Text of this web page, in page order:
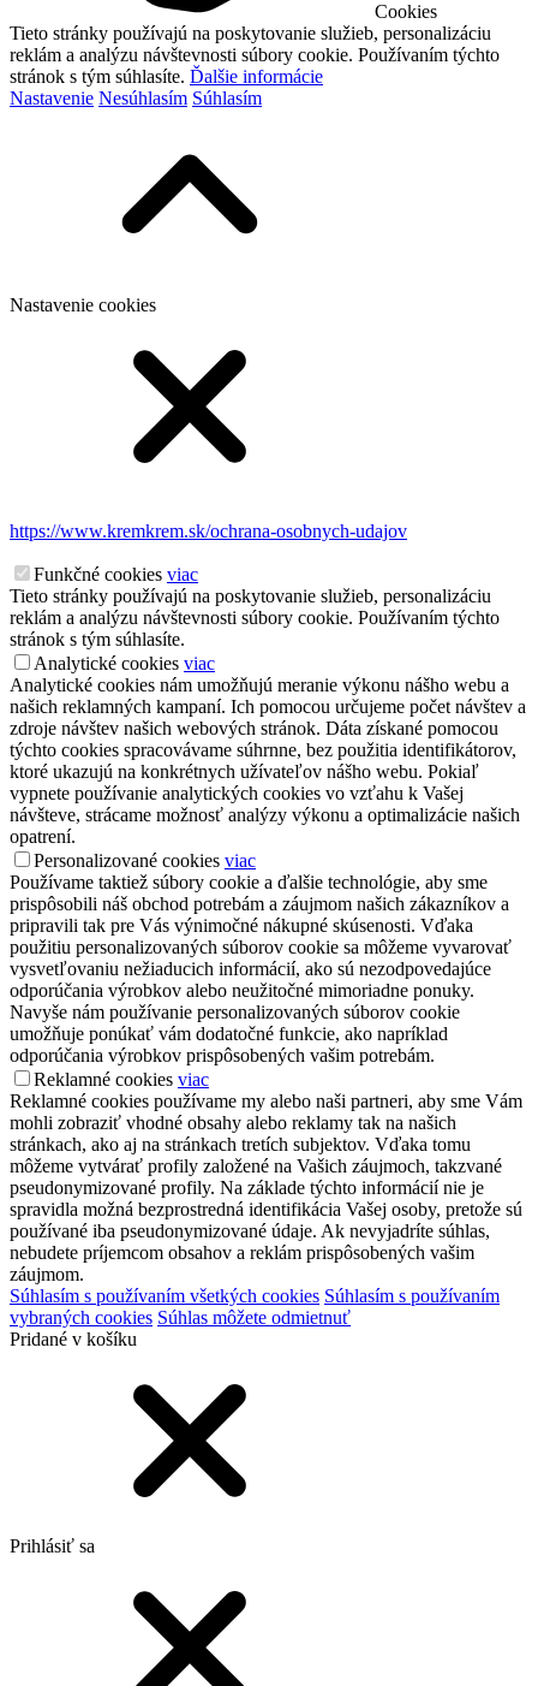
Cookies
Tieto stránky používajú na poskytovanie služieb, personalizáciu
reklám a analýzu návštevnosti súbory cookie. Používaním týchto
stránok s tým súhlasíte. Ďalšie informácie
Nastavenie Nesúhlasím Súhlasím
Nastavenie cookies
https://www.kremkrem.sk/ochrana-osobnych-udajov
Funkčné cookies viac
Tieto stránky používajú na poskytovanie služieb, personalizáciu
reklám a analýzu návštevnosti súbory cookie. Používaním týchto
stránok s tým súhlasíte.
Analytické cookies viac
Analytické cookies nám umožňujú meranie výkonu nášho webu a
našich reklamných kampaní. Ich pomocou určujeme počet návštev a
zdroje návštev našich webových stránok. Dáta získané pomocou
týchto cookies spracovávame súhrnne, bez použitia identifikátorov,
ktoré ukazujú na konkrétnych užívateľov nášho webu. Pokiaľ
vypnete používanie analytických cookies vo vzťahu k Vašej
návšteve, strácame možnosť analýzy výkonu a optimalizácie našich
opatrení.
Personalizované cookies viac
Používame taktiež súbory cookie a ďalšie technológie, aby sme
prispôsobili náš obchod potrebám a záujmom našich zákazníkov a
pripravili tak pre Vás výnimočné nákupné skúsenosti. Vďaka
použitiu personalizovaných súborov cookie sa môžeme vyvarovať
vysvetľovaniu nežiaducich informácií, ako sú nezodpovedajúce
odporúčania výrobkov alebo neužitočné mimoriadne ponuky.
Navyše nám používanie personalizovaných súborov cookie
umožňuje ponúkať vám dodatočné funkcie, ako napríklad
odporúčania výrobkov prispôsobených vašim potrebám.
Reklamné cookies viac
Reklamné cookies používame my alebo naši partneri, aby sme Vám
mohli zobraziť vhodné obsahy alebo reklamy tak na našich
stránkach, ako aj na stránkach tretích subjektov. Vďaka tomu
môžeme vytvárať profily založené na Vašich záujmoch, takzvané
pseudonymizované profily. Na základe týchto informácií nie je
spravidla možná bezprostredná identifikácia Vašej osoby, pretože sú
používané iba pseudonymizované údaje. Ak nevyjadríte súhlas,
nebudete príjemcom obsahov a reklám prispôsobených vašim
záujmom.
Súhlasím s používaním všetkých cookies Súhlasím s používaním
vybraných cookies Súhlas môžete odmietnuť
Pridané v košíku
Prihlásiť sa